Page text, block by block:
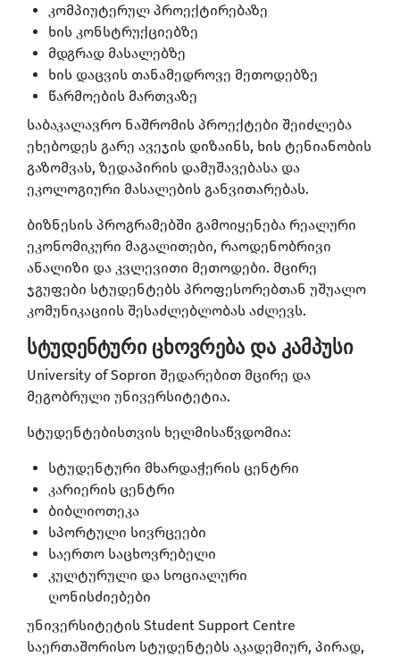
კომპიუტერულ პროექტირებაზე
ხის კონსტრუქციებზე
მდგრად მასალებზე
ხის დაცვის თანამედროვე მეთოდებზე
წარმოების მართვაზე
საბაკალავრო ნაშრომის პროექტები შეიძლება
ეხებოდეს გარე ავეჯის დიზაინს, ხის ტენიანობის
გაზომვას, ზედაპირის დამუშავებასა და
ეკოლოგიური მასალების განვითარებას.
ბიზნესის პროგრამებში გამოიყენება რეალური
ეკონომიკური მაგალითები, რაოდენობრივი
ანალიზი და კვლევითი მეთოდები. მცირე
ჯგუფები სტუდენტებს პროფესორებთან უშუალო
კომუნიკაციის შესაძლებლობას აძლევს.
სტუდენტური ცხოვრება და კამპუსი
University of Sopron შედარებით მცირე და
მეგობრული უნივერსიტეტია.
სტუდენტებისთვის ხელმისაწვდომია:
სტუდენტური მხარდაჭერის ცენტრი
კარიერის ცენტრი
ბიბლიოთეკა
სპორტული სივრცეები
საერთო საცხოვრებელი
კულტურული და სოციალური
ღონისძიებები
უნივერსიტეტის Student Support Centre
საერთაშორისო სტუდენტებს აკადემიურ, პირად,